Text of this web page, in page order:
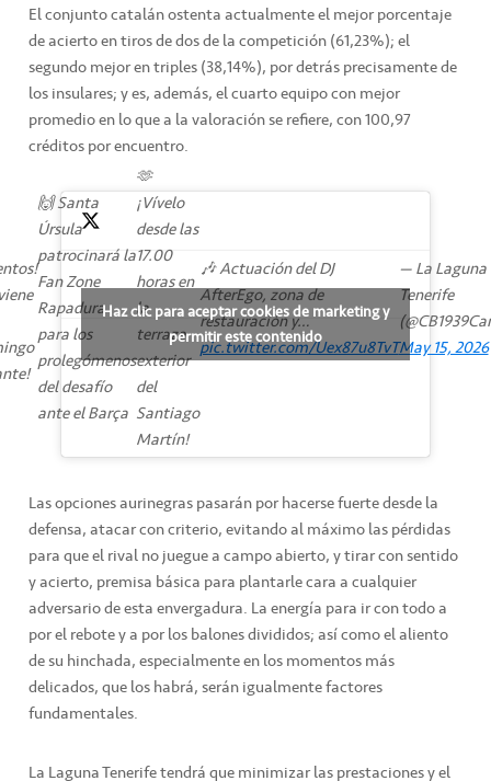
El conjunto catalán ostenta actualmente el mejor porcentaje
de acierto en tiros de dos de la competición (61,23%); el
segundo mejor en triples (38,14%), por detrás precisamente de
los insulares; y es, además, el cuarto equipo con mejor
promedio en lo que a la valoración se refiere, con 100,97
créditos por encuentro.
🙌 Santa
Úrsula
patrocinará la
Fan Zone
Rapadura
para los
prolegómenos
del desafío
ante el Barça
🫶
¡Vívelo
desde las
17.00
horas en
la
terraza
exterior
del
Santiago
Martín!
🎶 Actuación del DJ
AfterEgo, zona de
restauración y…
pic.twitter.com/Uex87u8TvT
— La Laguna
Tenerife
May 15, 2026
Haz clic para aceptar cookies de marketing y
permitir este contenido
Las opciones aurinegras pasarán por hacerse fuerte desde la
defensa, atacar con criterio, evitando al máximo las pérdidas
para que el rival no juegue a campo abierto, y tirar con sentido
y acierto, premisa básica para plantarle cara a cualquier
adversario de esta envergadura. La energía para ir con todo a
por el rebote y a por los balones divididos; así como el aliento
de su hinchada, especialmente en los momentos más
delicados, que los habrá, serán igualmente factores
fundamentales.
La Laguna Tenerife tendrá que minimizar las prestaciones y el